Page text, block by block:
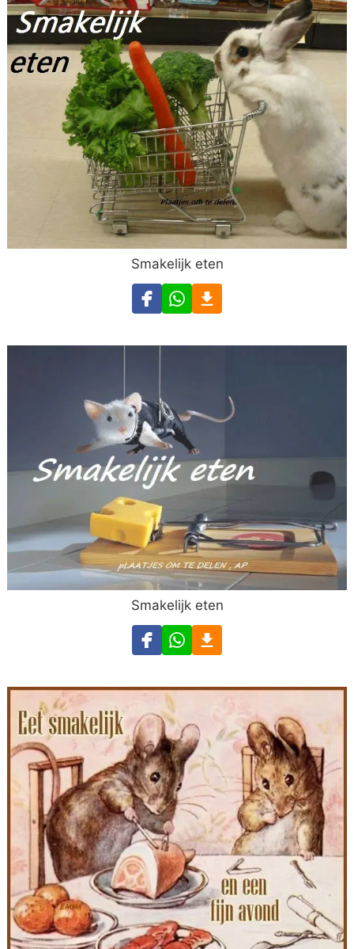
Smakelijk eten
Smakelijk eten